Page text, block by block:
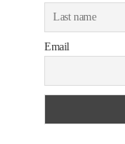
Email